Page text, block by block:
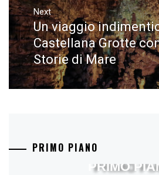
Next
Next
post:
Un viaggio
Castellana Grotte
Storie di Mare
PRIMO PIANO
PRIMO